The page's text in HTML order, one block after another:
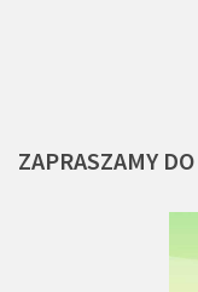
ZAPRASZAMY DO